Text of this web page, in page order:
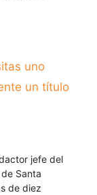
uno
un título
jefe del
Santa
de diez